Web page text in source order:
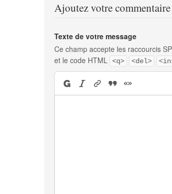
Ajoutez votre
Texte de votre message
Ce champ accepte les raccourcis
et le code HTML <q> <del>